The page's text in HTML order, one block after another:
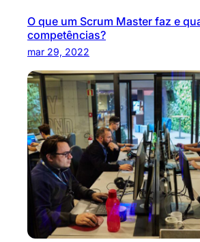
O que um Scrum Master faz e
competências?
mar 29, 2022